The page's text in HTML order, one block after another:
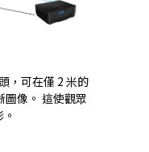
，可在僅 2 米的
圖像。 這使觀眾